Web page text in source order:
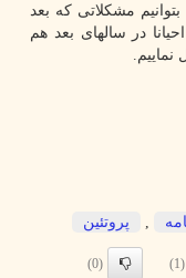
مشکلاتی که بعد
در سالهای بعد هم
پروتئین
(1)
(0)